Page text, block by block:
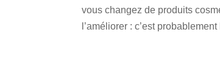
vous changez de produits
l’améliorer : c’est probablement